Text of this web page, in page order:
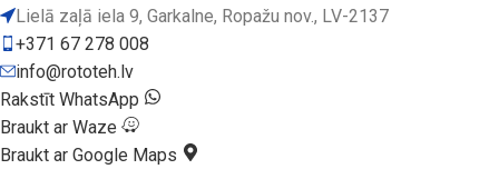
Lielā zaļā iela 9, Garkalne, Ropažu nov., LV-2137
+371 67 278 008
info@rototeh.lv
Rakstīt WhatsApp
Braukt ar Waze
Braukt ar Google Maps